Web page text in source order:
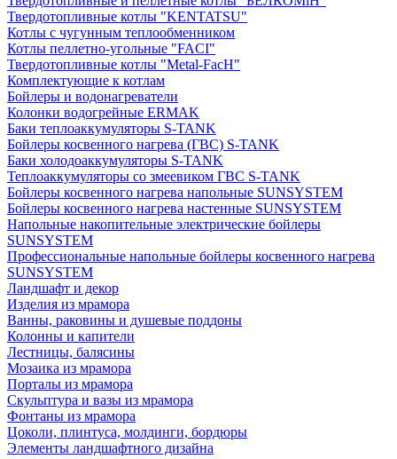
Твердотопливные котлы "KENTATSU"
Котлы с чугунным теплообменником
Котлы пеллетно-угольные "FACI"
Твердотопливные котлы "Metal-FacH"
Комплектующие к котлам
Бойлеры и водонагреватели
Колонки водогрейные ERMAK
Баки теплоаккумуляторы S-TANK
Бойлеры косвенного нагрева (ГВС) S-TANK
Баки холодоаккумуляторы S-TANK
Теплоаккумуляторы со змеевиком ГВС S-TANK
Бойлеры косвенного нагрева напольные SUNSYSTEM
Бойлеры косвенного нагрева настенные SUNSYSTEM
Напольные накопительные электрические бойлеры
SUNSYSTEM
Профессиональные напольные бойлеры косвенного нагрева
SUNSYSTEM
Ландшафт и декор
Изделия из мрамора
Ванны, раковины и душевые поддоны
Колонны и капители
Лестницы, балясины
Мозаика из мрамора
Порталы из мрамора
Скульптура и вазы из мрамора
Фонтаны из мрамора
Цоколи, плинтуса, молдинги, бордюры
Элементы ландшафтного дизайна